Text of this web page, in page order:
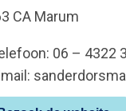
CA Marum
06 – 4322